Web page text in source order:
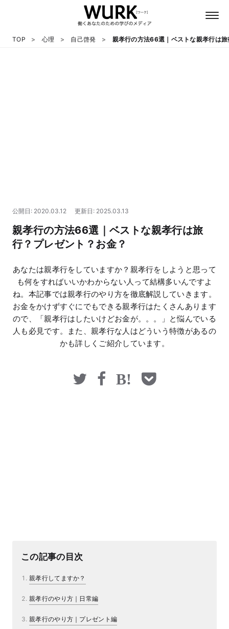
マネー
TOP 心理 自己啓発 親孝行の方法66選｜ベストな親孝行は
公開日: 2020.03.12 更新日: 2025.03.13
親孝行の方法66選｜ベストな親孝行は旅
行？プレゼント？お金？
あなたは親孝行をしていますか？親孝行をしようと思って
も何をすればいいかわからない人って結構多いんですよ
ね。本記事では親孝行のやり方を徹底解説していきます。
お金をかけずすぐにでもできる親孝行はたくさんあります
ので、「親孝行はしたいけどお金が。。。」と悩んでいる
人も必見です。また、親孝行な人はどういう特徴があるの
かも詳しくご紹介しています。
この記事の目次
親孝行してますか？
親孝行のやり方｜日常編
親孝行のやり方｜プレゼント編